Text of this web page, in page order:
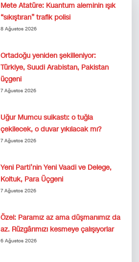
Mete Atatüre: Kuantum aleminin ışık
“sıkıştıran” trafik polisi
8 Ağustos 2026
Ortadoğu yeniden şekilleniyor:
Türkiye, Suudi Arabistan, Pakistan
üçgeni
7 Ağustos 2026
Uğur Mumcu suikastı: o tuğla
çekilecek, o duvar yıkılacak mı?
7 Ağustos 2026
Yeni Parti’nin Yeni Vaadi ve Delege,
Koltuk, Para Üçgeni
7 Ağustos 2026
Özel: Paramız az ama düşmanımız da
az. Rüzgârımızı kesmeye çalışıyorlar
6 Ağustos 2026